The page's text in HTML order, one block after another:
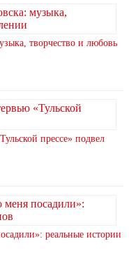
творчество и любовь
прессе» подвел
реальные истории